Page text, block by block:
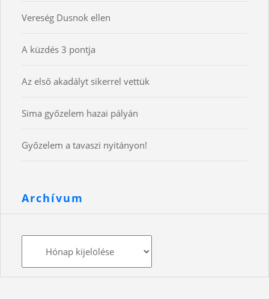
Vereség Dusnok ellen
A küzdés 3 pontja
Az első akadályt sikerrel vettük
Sima győzelem hazai pályán
Győzelem a tavaszi nyitányon!
Archívum